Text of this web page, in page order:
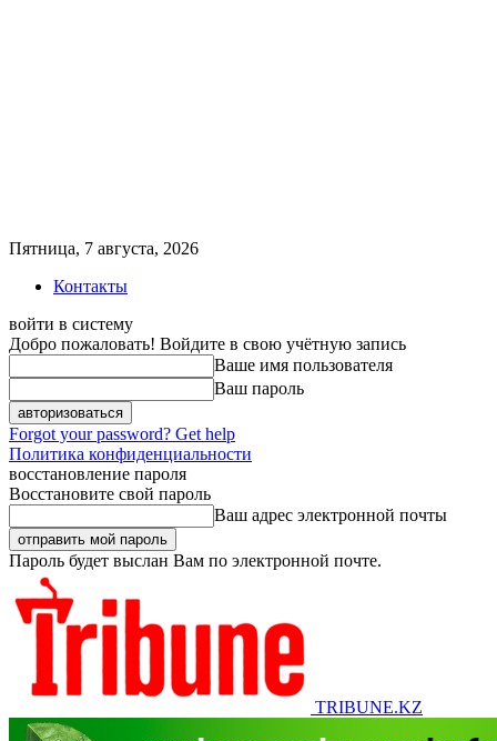
Пятница, 7 августа, 2026
Контакты
войти в систему
Добро пожаловать! Войдите в свою учётную запись
Ваше имя пользователя
Ваш пароль
Forgot your password? Get help
Политика конфиденциальности
восстановление пароля
Восстановите свой пароль
Ваш адрес электронной почты
Пароль будет выслан Вам по электронной почте.
TRIBUNE.KZ